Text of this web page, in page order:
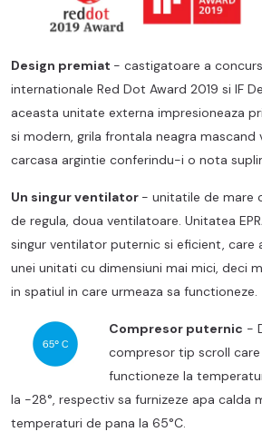
Design premiat - castigatoare a
internationale Red Dot Award 2019 si IF
aceasta unitate externa impresioneaza
si modern, grila frontala neagra mascand
carcasa argintie conferindu-i o nota
Un singur ventilator - unitatile de mare
de regula, doua ventilatoare. Unitatea
singur ventilator puternic si eficient, care
unei unitati cu dimensiuni mai mici, deci
in spatiul in care urmeaza sa functioneze.
Compresor puternic -
compresor tip scroll
functioneze la
la -28°, respectiv sa furnizeze apa calda
temperaturi de pana la 65°C.